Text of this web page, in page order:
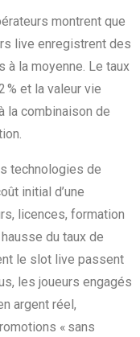
montrent que
live enregistrent des
à la moyenne. Le taux
% et la valeur vie
la combinaison de
technologies de
initial d’une
licences, formation
du taux de
le slot live passent
les joueurs engagés
argent réel,
« sans